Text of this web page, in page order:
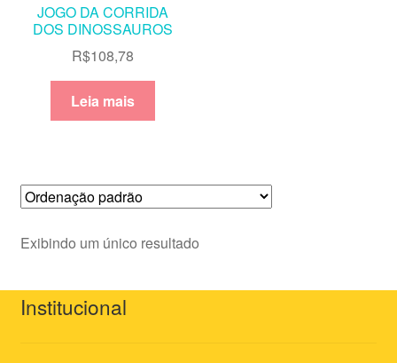
JOGO DA CORRIDA
DOS DINOSSAUROS
R$108,78
Leia mais
Exibindo um único resultado
Institucional